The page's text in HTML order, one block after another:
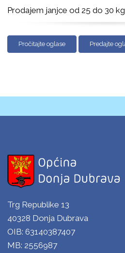
Prodajem janjce od 25 do 30
Pročitajte oglase Predajte
Trg Republike 13
40328 Donja Dubrava
OIB: 63140387407
MB: 2556987